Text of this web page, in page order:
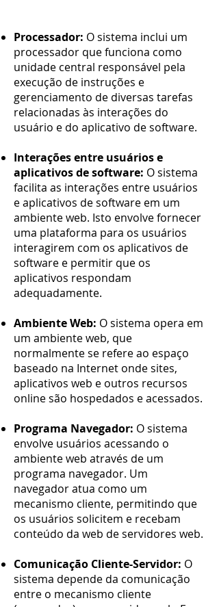
Processador: O sistema inclui um
processador que funciona como
unidade central responsável pela
execução de instruções e
gerenciamento de diversas tarefas
relacionadas às interações do
usuário e do aplicativo de software.
Interações entre usuários e
aplicativos de software: O sistema
facilita as interações entre usuários
e aplicativos de software em um
ambiente web. Isto envolve fornecer
uma plataforma para os usuários
interagirem com os aplicativos de
software e permitir que os
aplicativos respondam
adequadamente.
Ambiente Web: O sistema opera em
um ambiente web, que
normalmente se refere ao espaço
baseado na Internet onde sites,
aplicativos web e outros recursos
online são hospedados e acessados.
Programa Navegador: O sistema
envolve usuários acessando o
ambiente web através de um
programa navegador. Um
navegador atua como um
mecanismo cliente, permitindo que
os usuários solicitem e recebam
conteúdo da web de servidores web.
Comunicação Cliente-Servidor: O
sistema depende da comunicação
entre o mecanismo cliente